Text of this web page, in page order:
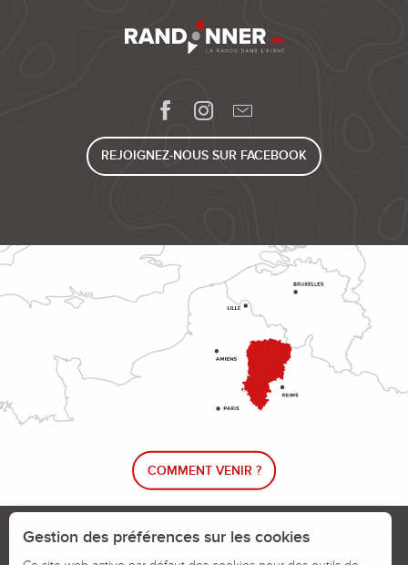
REJOIGNEZ-NOUS SUR FACEBOOK
COMMENT VENIR ?
Le blog rando !
Gestion des préférences sur les cookies